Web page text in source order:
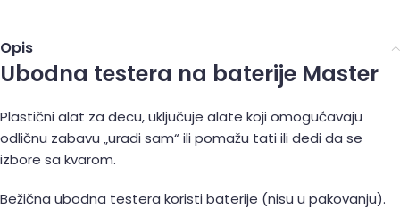
Opis
Ubodna testera na baterije Master
Plastični alat za decu, uključuje alate koji omogućavaju
odličnu zabavu „uradi sam“ ili pomažu tati ili dedi da se
izbore sa kvarom.
Bežična ubodna testera koristi baterije (nisu u pakovanju).